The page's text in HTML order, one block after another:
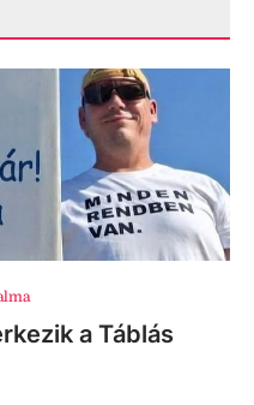
a Táblás